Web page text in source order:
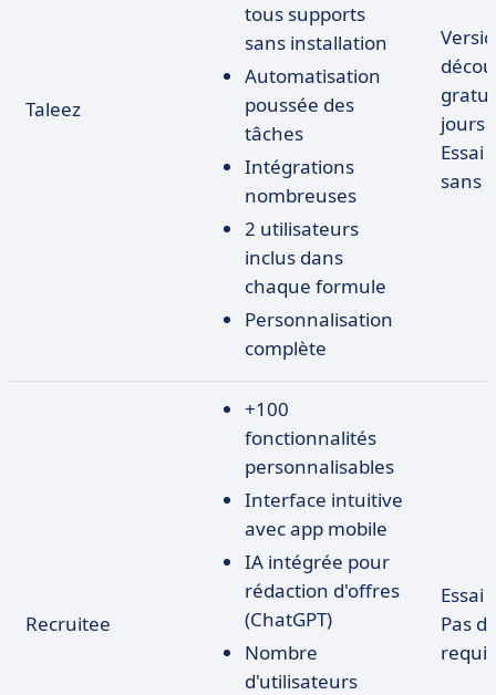
Taleez
tous supports
sans installation
Automatisation
poussée des
tâches
Intégrations
nombreuses
2 utilisateurs
inclus dans
chaque formule
Personnalisation
complète
jours
Essai
sans
Recruitee
+100
fonctionnalités
personnalisables
Interface intuitive
avec app mobile
IA intégrée pour
rédaction d'offres
(ChatGPT)
Nombre
d'utilisateurs
Essai
Pas